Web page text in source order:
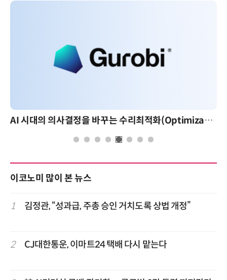
AI 시대의 의사결정을 바꾸는 수리최적화(Optimization): 실제 산업 적용 사례와 활용 전략
이코노미 많이 본 뉴스
1 김정관, “성과급, 주총 승인 거치도록 상법 개정”
2 CJ대한통운, 이마트24 택배 다시 맡는다